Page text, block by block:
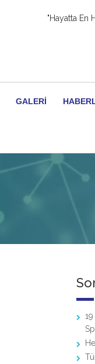
"Hayatta En
GALERI